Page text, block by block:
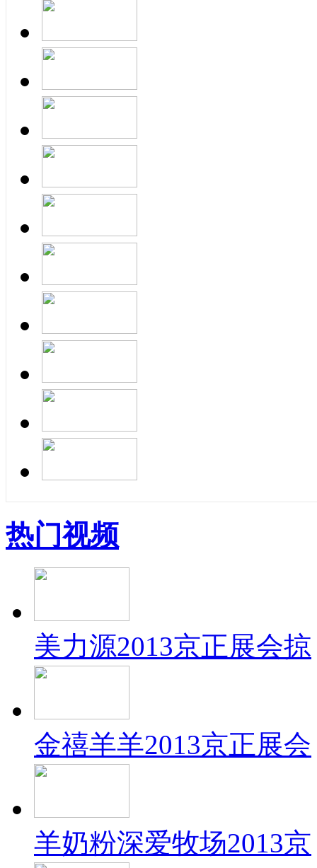
热门视频
美力源2013京正展会掠
金禧羊羊2013京正展会
羊奶粉深爱牧场2013京